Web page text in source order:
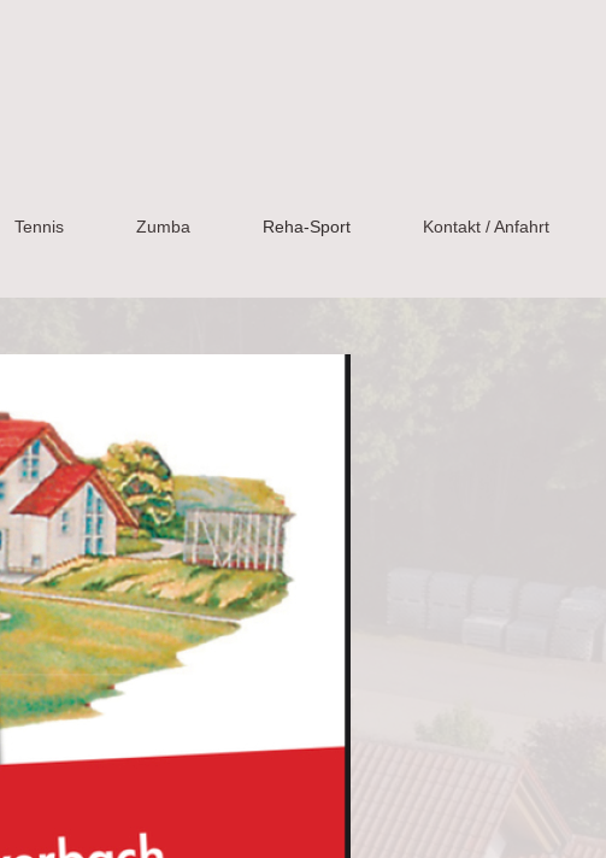
Tennis Zumba Reha-Sport Kontakt / Anfahrt